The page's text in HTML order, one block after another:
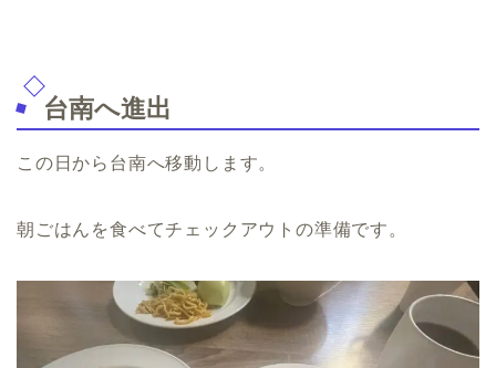
台南へ進出
この日から台南へ移動します。
朝ごはんを食べてチェックアウトの準備です。